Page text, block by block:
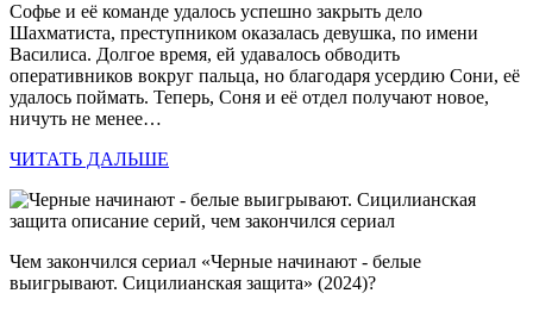
Софье и её команде удалось успешно закрыть дело
Шахматиста, преступником оказалась девушка, по имени
Василиса. Долгое время, ей удавалось обводить
оперативников вокруг пальца, но благодаря усердию Сони, её
удалось поймать. Теперь, Соня и её отдел получают новое,
ничуть не менее…
ЧИТАТЬ ДАЛЬШЕ
Чем закончился сериал «Черные начинают - белые
выигрывают. Сицилианская защита» (2024)?